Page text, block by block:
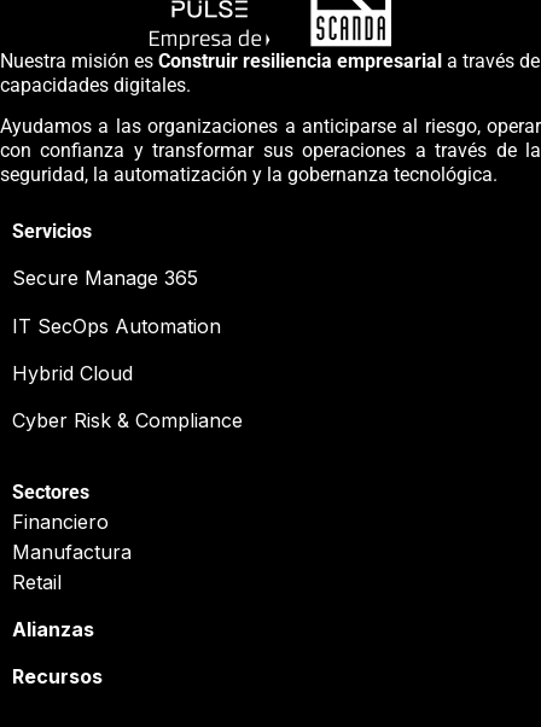
Nuestra misión es Construir resiliencia empresarial a través de
capacidades digitales.
Ayudamos a las organizaciones a anticiparse al riesgo, operar
con confianza y transformar sus operaciones a través de la
seguridad, la automatización y la gobernanza tecnológica.
Servicios
Secure Manage 365
IT SecOps Automation
Hybrid Cloud
Cyber Risk & Compliance
Sectores
Financiero
Manufactura
Retail
Alianzas
Recursos